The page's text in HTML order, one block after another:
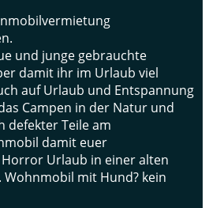
und junge gebrauchte
damit ihr im Urlaub viel
auf Urlaub und Entspannung
Campen in der Natur und
defekter Teile am
damit euer
Urlaub in einer alten
mit Hund? kein